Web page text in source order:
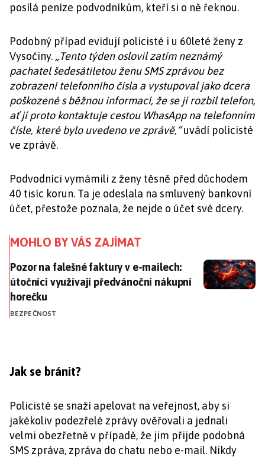
posílá peníze podvodníkům, kteří si o ně řeknou.
Podobný případ evidují policisté i u 60leté ženy z
Vysočiny. „Tento týden oslovil zatím neznámý
pachatel šedesátiletou ženu SMS zprávou bez
zobrazení telefonního čísla a vystupoval jako dcera
poškozené s běžnou informací, že se jí rozbil telefon,
ať jí proto kontaktuje cestou WhasApp na telefonním
čísle, které bylo uvedeno ve zprávě,“uvádí policisté
ve zprávě.
Podvodníci vymámili z ženy těsně před důchodem
40 tisíc korun. Ta je odeslala na smluvený bankovní
účet, přestože poznala, že nejde o účet své dcery.
MOHLO BY VÁS ZAJÍMAT
Pozor na falešné faktury v e-mailech: útočníci
Pozor na falešné faktury v e-mailech:
útočníci využívají předvánoční nákupní
horečku
BEZPEČNOST
Jak se bránit?
Policisté se snaží apelovat na veřejnost, aby si
jakékoliv podezřelé zprávy ověřovali a jednali
velmi obezřetně v případě, že jim přijde podobná
SMS zpráva, zpráva do chatu nebo e-mail. Nikdy